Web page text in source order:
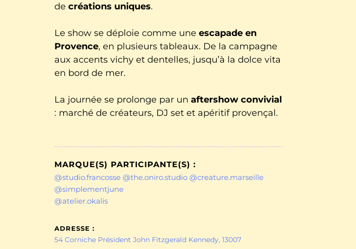
de créations uniques.
Le show se déploie comme une escapade en
Provence, en plusieurs tableaux. De la campagne
aux accents vichy et dentelles, jusqu’à la dolce vita
en bord de mer.
La journée se prolonge par un aftershow convivial
: marché de créateurs, DJ set et apéritif provençal.
MARQUE(S) PARTICIPANTE(S) :
@studio.francosse @the.oniro.studio @creature.marseille
@simplementjune
@atelier.okalis
ADRESSE :
54 Corniche Président John Fitzgerald Kennedy, 13007